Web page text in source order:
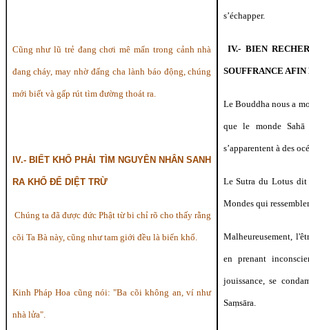
Cũng như lũ trẻ đang chơi mê mẩn trong cảnh nhà
đang cháy, may nhờ đấng cha lành báo động, chúng
mới biết và gấp rút tìm đường thoát ra.
IV.- BIẾT KHỔ PHẢI TÌM NGUYÊN NHÂN SANH
RA KHỔ ĐỂ DIỆT TRỪ
Chúng ta đã được đức Phật từ bi chỉ rõ cho thấy rằng
cõi Ta Bà này, cũng như tam giới đều là biển khổ.
Kinh Pháp Hoa cũng nói: "Ba cõi không an, ví như
nhà lửa".
s’échapper.
IV.- BIEN
SOUFFRANCE
Le Bouddha nous a
que le monde
s’apparentent à des
Le Sutra du Lotus dit
Mondes qui
Malheureusement,
en prenant
jouissance, se
Saṃsāra.